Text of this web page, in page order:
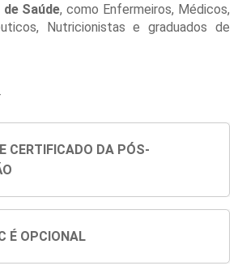
de Saúde, como Enfermeiros, Médicos,
Nutricionistas e graduados de
CERTIFICADO DA PÓS-
É OPCIONAL